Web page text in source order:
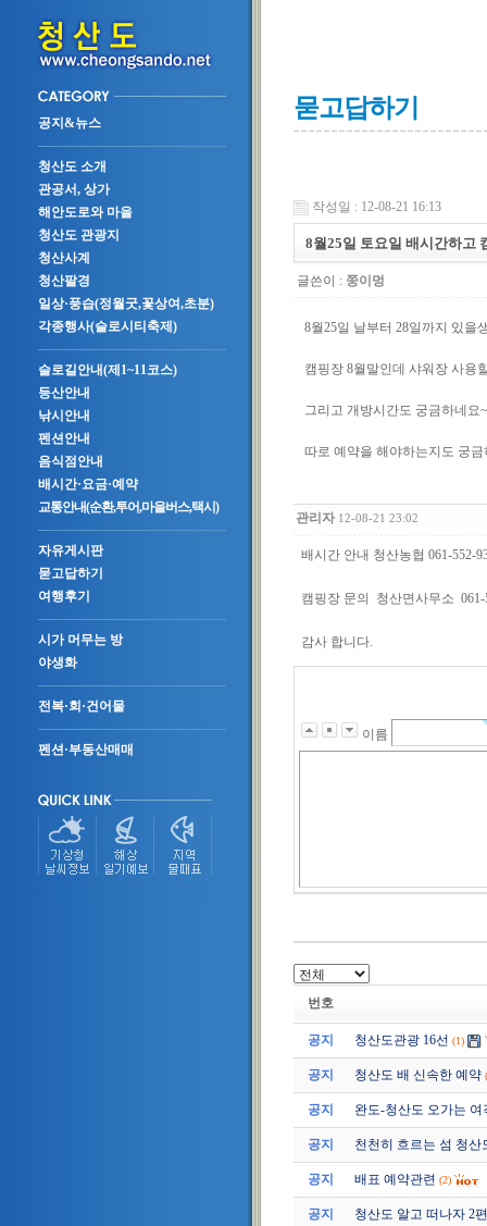
공지&뉴스
청산도 소개
관공서, 상가
해안도로와 마을
청산도 관광지
청산사계
청산팔경
일상·풍습(정월굿,꽃상여,초분)
각종행사(슬로시티축제)
슬로길안내(제1~11코스)
등산안내
낚시안내
펜션안내
음식점안내
배시간·요금·예약
교통안내(순환,투어,마을버스,택시)
자유게시판
묻고답하기
여행후기
시가 머무는 방
야생화
전복·회·건어물
펜션·부동산매매
묻고답하기
작성일 : 12-08-21 16:13
8월25일 토요일 배시간하고
글쓴이 : 쭝이멍
8월25일 날부터 28일까지 있을
캠핑장 8월말인데 샤워장 사용
그리고 개방시간도 궁금하네요
따로 예약을 해야하는지도 궁
관리자 12-08-21 23:02
배시간 안내 청산농협 061-552-
캠핑장 문의 청산면사무소 061-
감사 합니다.
이름
번호
공지 청산도관광 16선 (1)
공지 청산도 배 신속한 예약
공지 완도-청산도 오가는
공지 천천히 흐르는 섬 청산
공지 배표 예약관련 (2)
공지 청산도 알고 떠나자 2